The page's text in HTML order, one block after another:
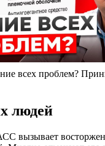
всех проблем?
людей
вызывает